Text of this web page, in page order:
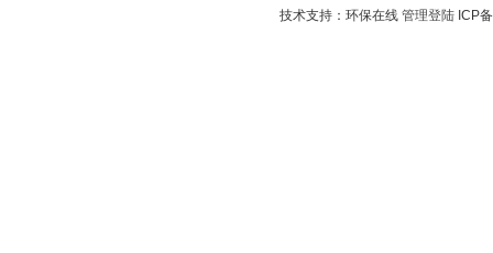
技术支持：环保在线 管理登陆 ICP